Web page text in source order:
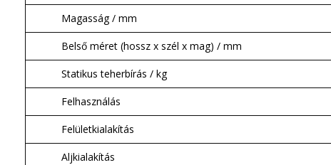
Magasság / mm
Belső méret (hossz x szél x mag) / mm
Statikus teherbírás / kg
Felhasználás
Felületkialakítás
Aljkialakítás